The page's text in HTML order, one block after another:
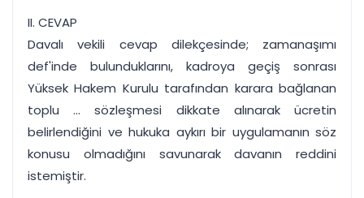
II. CEVAP
Davalı vekili cevap dilekçesinde; zamanaşımı
def'inde bulunduklarını, kadroya geçiş sonrası
Yüksek Hakem Kurulu tarafından karara bağlanan
toplu ... sözleşmesi dikkate alınarak ücretin
belirlendiğini ve hukuka aykırı bir uygulamanın söz
konusu olmadığını savunarak davanın reddini
istemiştir.